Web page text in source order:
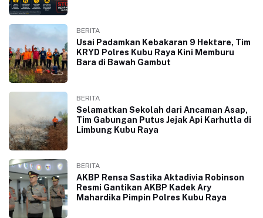
BERITA
Usai Padamkan Kebakaran 9 Hektare, Tim
KRYD Polres Kubu Raya Kini Memburu
Bara di Bawah Gambut
BERITA
Selamatkan Sekolah dari Ancaman Asap,
Tim Gabungan Putus Jejak Api Karhutla di
Limbung Kubu Raya
BERITA
AKBP Rensa Sastika Aktadivia Robinson
Resmi Gantikan AKBP Kadek Ary
Mahardika Pimpin Polres Kubu Raya